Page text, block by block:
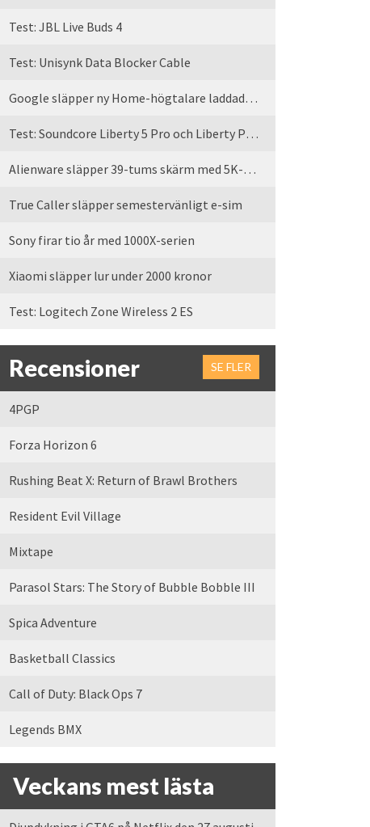
Test: JBL Live Buds 4
Test: Unisynk Data Blocker Cable
Google släpper ny Home-högtalare laddad med Gemini
Test: Soundcore Liberty 5 Pro och Liberty Pro Max
Alienware släpper 39-tums skärm med 5K-upplösning
True Caller släpper semestervänligt e-sim
Sony firar tio år med 1000X-serien
Xiaomi släpper lur under 2000 kronor
Test: Logitech Zone Wireless 2 ES
Recensioner SE FLER
4PGP
Forza Horizon 6
Rushing Beat X: Return of Brawl Brothers
Resident Evil Village
Mixtape
Parasol Stars: The Story of Bubble Bobble III
Spica Adventure
Basketball Classics
Call of Duty: Black Ops 7
Legends BMX
Veckans mest lästa